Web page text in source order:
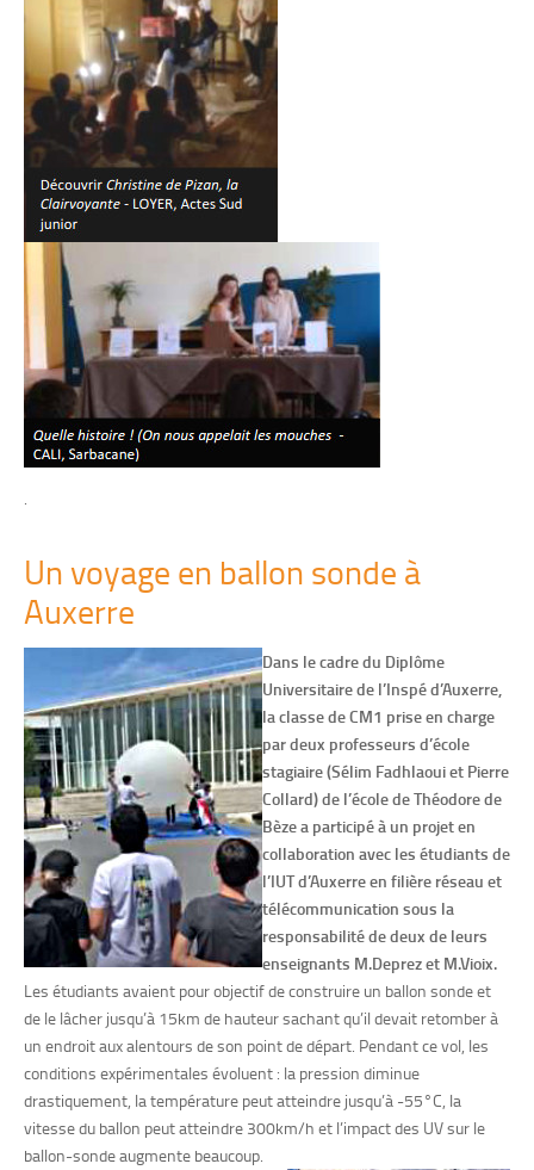
.
Un voyage en ballon sonde à
Auxerre
Dans le cadre du Diplôme
Universitaire de l’Inspé d’Auxerre,
la classe de CM1 prise en charge
par deux professeurs d’école
stagiaire (Sélim Fadhlaoui et Pierre
Collard) de l’école de Théodore de
Bèze a participé à un projet en
collaboration avec les étudiants de
l’IUT d’Auxerre en filière réseau et
télécommunication sous la
responsabilitéde deux de leurs
enseignants M.Deprez et M.Vioix.
Les étudiants avaient pour objectif de construire un ballon sonde et
de le lâcher jusqu’à 15km de hauteur sachant qu’il devait retomber à
un endroit aux alentours de son point de départ. Pendant ce vol, les
conditions expérimentales évoluent : la pression diminue
drastiquement, la température peut atteindre jusqu’à -55°C, la
vitesse du ballon peut atteindre 300km/h et l’impact des UV sur le
ballon-sonde augmente beaucoup.